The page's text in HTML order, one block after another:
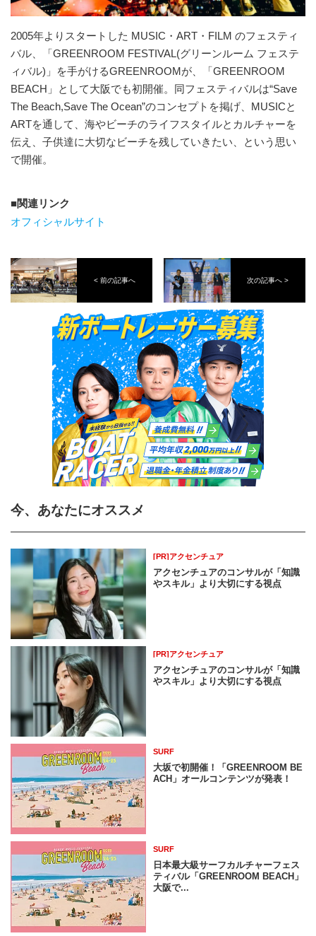
2005年よりスタートした MUSIC・ART・FILM のフェスティ
バル、「GREENROOM FESTIVAL(グリーンルーム フェステ
ィバル)」を手がけるGREENROOMが、「GREENROOM
BEACH」として大阪でも初開催。同フェスティバルは“Save
The Beach,Save The Ocean”のコンセプトを掲げ、MUSICと
ARTを通して、海やビーチのライフスタイルとカルチャーを
伝え、子供達に大切なビーチを残していきたい、という思い
で開催。
関連リンク
オフィシャルサイト
< 前の記事へ 次の記事へ >
今、あなたにオススメ
[PR]アクセンチュア
アクセンチュアのコンサルが「知識
やスキル」より大切にする視点
[PR]アクセンチュア
アクセンチュアのコンサルが「知識
やスキル」より大切にする視点
SURF
大坂で初開催！「GREENROOM BE
ACH」オールコンテンツが発表！
SURF
日本最大級サーフカルチャーフェス
ティバル「GREENROOM BEACH」
⼤阪で...